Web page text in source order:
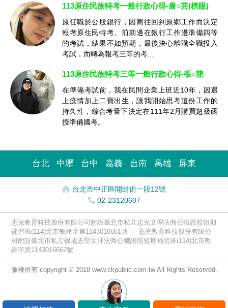
113原住民族特考一般行政心得-唐○芸(榜眼)
原任職於公股銀行，因嚮往回到原鄉工作而決定
報考原住民特考。前期邊在銀行工作邊準備四等
的考試，結果不如預期，最後決心離職全職投入
考試，而轉為報考三等的考...
113原住民族特考三等一般行政心得-張○龍
在準備考試前，我在民間企業上班近10年，因遇
上疫情加上二寶出生，讓我開始思考這份工作的
持久性，綜合考量下決定在111年2月購買超級函
授準備國考。
台北 中壢 台中 嘉義 台南 高雄 屏東
台北市中正區開封街一段12號
02-23120607
志光教育科技股份有限公司附設臺北市私立志光文理法商公職證照短期
補習班(114)北市教終字第1143016661號 ｜ 志光教育科技股份有限公
司附設臺北市私立保成志聖文理法商公職證照短期補習班(114)北市教
終字第1143016662號
版權所有 copyright © 2018 www.ckpublic.com.tw All Rights Reserved.